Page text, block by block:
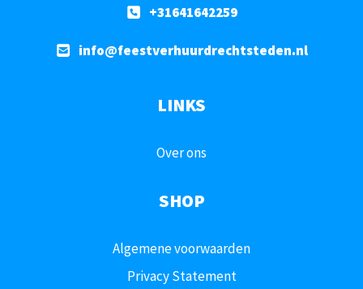
+31641642259
info@feestverhuurdrechtsteden.nl
LINKS
Over ons
SHOP
Algemene voorwaarden
Privacy Statement